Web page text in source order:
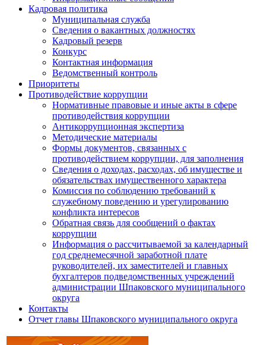
Кадровая политика
Муниципальная служба
Сведения о вакантных должностях
Кадровый резерв
Конкурс
Контактная информация
Ведомственный контроль
Приоритеты
Противодействие коррупции
Нормативные правовые и иные акты в сфере
противодействия коррупции
Антикоррупционная экспертиза
Методические материалы
Формы документов, связанных с
противодействием коррупции, для заполнения
Сведения о доходах, расходах, об имуществе и
обязательствах имущественного характера
Комиссия по соблюдению требований к
служебному поведению и урегулированию
конфликта интересов
Обратная связь для сообщений о фактах
коррупции
Информация о рассчитываемой за календарный
год среднемесячной заработной плате
руководителей, их заместителей и главных
бухгалтеров подведомственных учреждений
администрации Шпаковского муниципального
округа
Контакты
Отчет главы Шпаковского муниципального округа